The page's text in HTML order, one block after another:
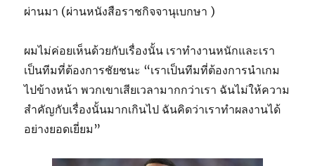
ผ่านมา (ผ่านหนังสือราชกิจจานุเบกษา )
ผมไม่ค่อยเห็นด้วยกับเรื่องนั้น เราทำงานหนักและเรา
เป็นทีมที่ต้องการชัยชนะ “เราเป็นทีมที่ต้องการนำเกม
ไปข้างหน้า พวกเขาเสียเวลามากกว่าเรา ฉันไม่ให้ความ
สำคัญกับเรื่องนั้นมากเกินไป ฉันคิดว่าเราทำผลงานได้
อย่างยอดเยี่ยม”